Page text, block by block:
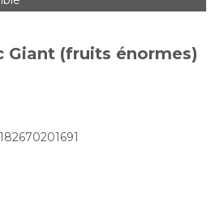
à la clientèle
Nous joindre
Giant (fruits énormes)